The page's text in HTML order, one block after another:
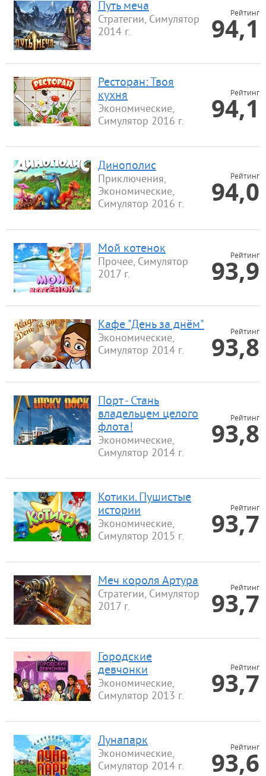
Путь меча
Стратегии, Симулятор
2014 г.
Рейтинг
94,1
Ресторан: Твоя
кухня
Экономические,
Симулятор 2016 г.
Рейтинг
94,1
Динополис
Приключения,
Экономические,
Симулятор 2016 г.
Рейтинг
94,0
Мой котенок
Прочее, Симулятор
2017 г.
Рейтинг
93,9
Кафе "День за днём"
Экономические,
Симулятор 2014 г.
Рейтинг
93,8
Порт - Стань
владельцем целого
флота!
Экономические,
Симулятор 2014 г.
Рейтинг
93,8
Котики. Пушистые
истории
Экономические,
Симулятор 2015 г.
Рейтинг
93,7
Меч короля Артура
Стратегии, Симулятор
2017 г.
Рейтинг
93,7
Городские
девчонки
Экономические,
Симулятор 2013 г.
Рейтинг
93,7
Лунапарк
Экономические,
Симулятор 2014 г.
Рейтинг
93,6